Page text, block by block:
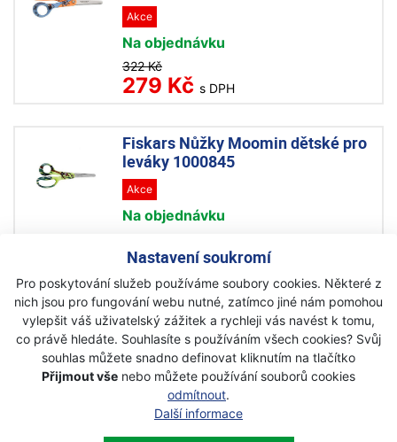
Nastavení soukromí
Pro poskytování služeb používáme soubory cookies. Některé z
nich jsou pro fungování webu nutné, zatímco jiné nám pomohou
vylepšit váš uživatelský zážitek a rychleji vás navést k tomu,
co právě hledáte. Souhlasíte s používáním všech cookies? Svůj
souhlas můžete snadno definovat kliknutím na tlačítko
Přijmout vše nebo můžete používání souborů cookies
odmítnout.
Další informace
Akce
Na objednávku
322 Kč
279 Kč s DPH
Fiskars Nůžky Moomin dětské pro
leváky 1000845
Akce
Na objednávku
269 Kč s DPH
Fiskars Nůžky kancelářské Gloria
995901
Akce
Na objednávku
589 Kč
369 Kč s DPH